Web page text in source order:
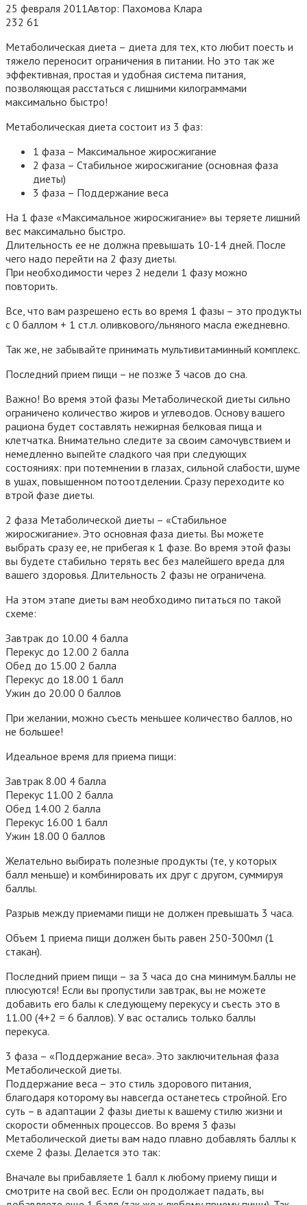
25 февраля 2011Автор: Пахомова Клара
232 61
Метаболическая диета – диета для тех, кто любит поесть и
тяжело переносит ограничения в питании. Но это так же
эффективная, простая и удобная система питания,
позволяющая расстаться с лишними килограммами
максимально быстро!
Метаболическая диета состоит из 3 фаз:
1 фаза – Максимальное жиросжигание
2 фаза – Стабильное жиросжигание (основная фаза
диеты)
3 фаза – Поддержание веса
На 1 фазе «Максимальное жиросжигание» вы теряете лишний
вес максимально быстро.
Длительность ее не должна превышать 10-14 дней. После
чего надо перейти на 2 фазу диеты.
При необходимости через 2 недели 1 фазу можно
повторить.
Все, что вам разрешено есть во время 1 фазы – это продукты
с 0 баллом + 1 ст.л. оливкового/льняного масла ежедневно.
Так же, не забывайте принимать мультивитаминный комплекс.
Последний прием пищи – не позже 3 часов до сна.
Важно! Во время этой фазы Метаболической диеты сильно
ограничено количество жиров и углеводов. Основу вашего
рациона будет составлять нежирная белковая пища и
клетчатка. Внимательно следите за своим самочувствием и
немедленно выпейте сладкого чая при следующих
состояниях: при потемнении в глазах, сильной слабости, шуме
в ушах, повышенном потоотделении. Сразу переходите ко
втрой фазе диеты.
2 фаза Метаболической диеты – «Стабильное
жиросжигание». Это основная фаза диеты. Вы можете
выбрать сразу ее, не прибегая к 1 фазе. Во время этой фазы
вы будете стабильно терять вес без малейшего вреда для
вашего здоровья. Длительность 2 фазы не ограничена.
На этом этапе диеты вам необходимо питаться по такой
схеме:
Завтрак до 10.00 4 балла
Перекус до 12.00 2 балла
Обед до 15.00 2 балла
Перекус до 18.00 1 балл
Ужин до 20.00 0 баллов
При желании, можно съесть меньшее количество баллов, но
не большее!
Идеальное время для приема пищи:
Завтрак 8.00 4 балла
Перекус 11.00 2 балла
Обед 14.00 2 балла
Перекус 16.00 1 балл
Ужин 18.00 0 баллов
Желательно выбирать полезные продукты (те, у которых
балл меньше) и комбинировать их друг с другом, суммируя
баллы.
Разрыв между приемами пищи не должен превышать 3 часа.
Объем 1 приема пищи должен быть равен 250-300мл (1
стакан).
Последний прием пищи – за 3 часа до сна минимум.Баллы не
плюсуются! Если вы пропустили завтрак, вы не можете
добавить его балы к следующему перекусу и съесть это в
11.00 (4+2 = 6 баллов). У вас остались только баллы
перекуса.
3 фаза – «Поддержание веса». Это заключительная фаза
Метаболической диеты.
Поддержание веса – это стиль здорового питания,
благодаря которому вы навсегда останетесь стройной. Его
суть – в адаптации 2 фазы диеты к вашему стилю жизни и
скорости обменных процессов. Во время 3 фазы
Метаболической диеты вам надо плавно добавлять баллы к
схеме 2 фазы. Делается это так:
Вначале вы прибавляете 1 балл к любому приему пищи и
смотрите на свой вес. Если он продолжает падать, вы